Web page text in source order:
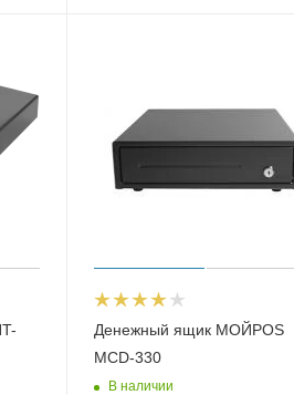
Денежный ящик МОЙPOS
MCD-330
В наличии